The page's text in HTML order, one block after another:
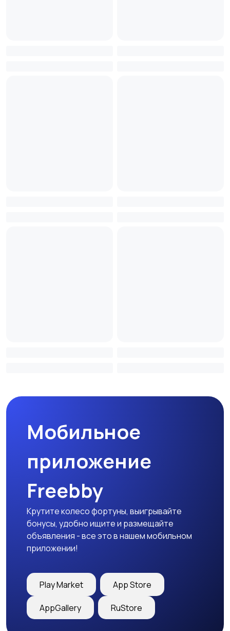
Мобильное
приложение
Freebby
Крутите колесо фортуны, выигрывайте
бонусы, удобно ищите и размещайте
объявления - все это в нашем мобильном
приложении!
Play Market App Store
AppGallery RuStore